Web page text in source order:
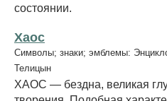
состоянии.
Хаос
Символы; знаки; эмблемы:
Телицын
ХАОС — бездна, великая